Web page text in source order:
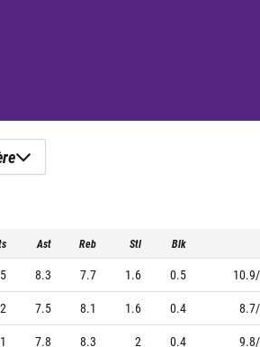
Ast Reb Stl Blk
8.3 7.7 1.6 0.5
7.5 8.1 1.6 0.4
7.8 8.3 2 0.4